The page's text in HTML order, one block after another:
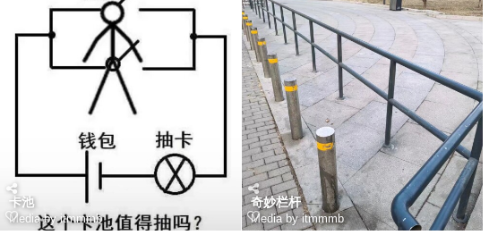
卡池
Media by itmmmb
奇妙栏杆
Media by itmmmb